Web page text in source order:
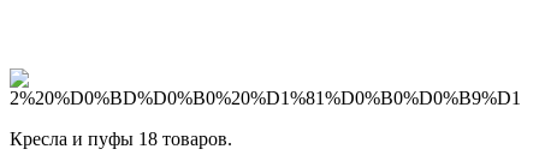
Кресла и пуфы 18 товаров.